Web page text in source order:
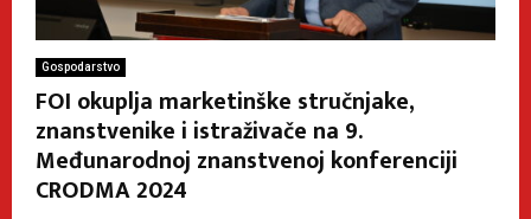
Gospodarstvo
FOI okuplja marketinške stručnjake,
znanstvenike i istraživače na 9.
Međunarodnoj znanstvenoj konferenciji
CRODMA 2024